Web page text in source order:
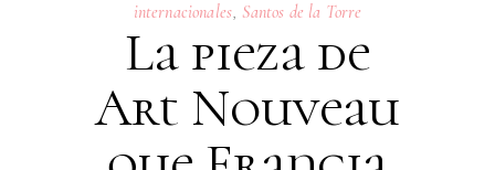
internacionales,Santos de la Torre
La pieza de
Art Nouveau